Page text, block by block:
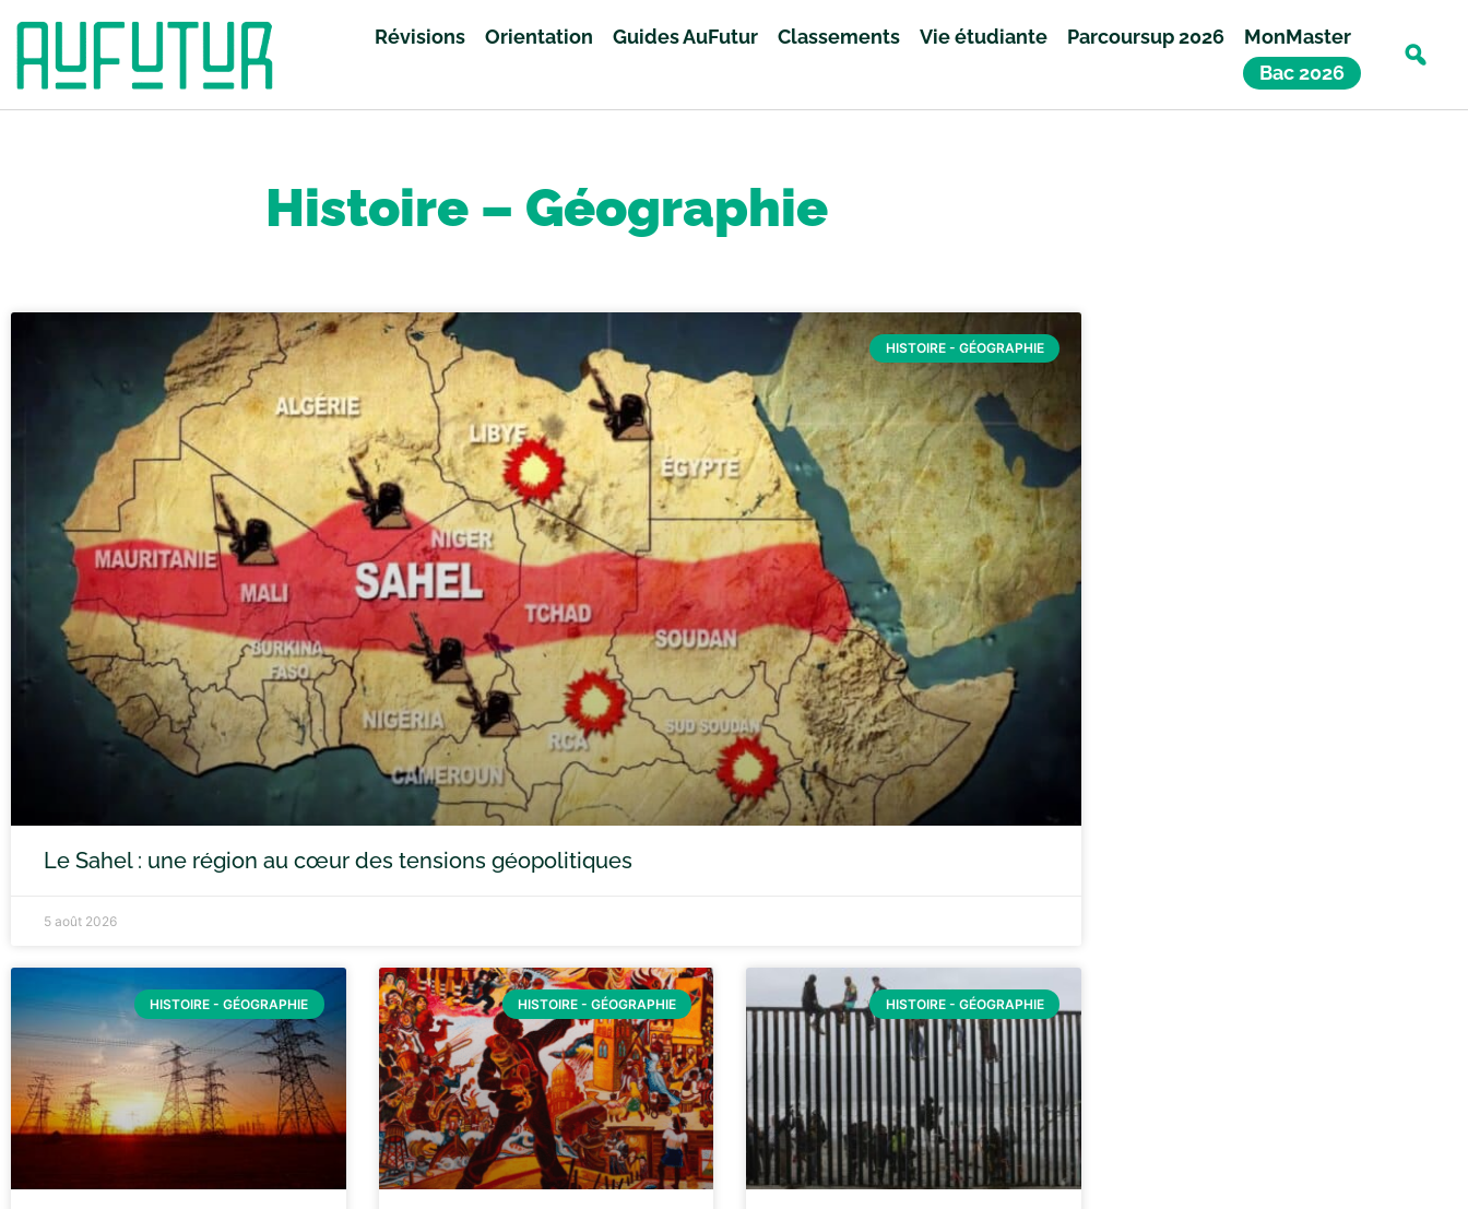
Révisions Orientation Guides AuFutur Classements Vie étudiante Parcoursup 2026
MonMaster
Bac 2026
Histoire – Géographie
HISTOIRE - GÉOGRAPHIE
Le Sahel : une région au cœur des tensions géopolitiques
5 août 2026
HISTOIRE - GÉOGRAPHIE HISTOIRE - GÉOGRAPHIE HISTOIRE - GÉOGRAPHIE